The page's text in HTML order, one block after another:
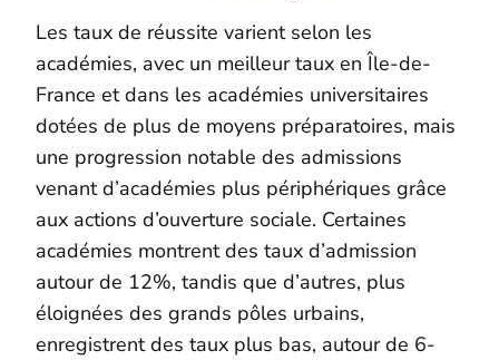
Les taux de réussite varient selon les
académies, avec un meilleur taux en Île-de-
France et dans les académies universitaires
dotées de plus de moyens préparatoires, mais
une progression notable des admissions
venant d’académies plus périphériques grâce
aux actions d’ouverture sociale. Certaines
académies montrent des taux d’admission
autour de 12%, tandis que d’autres, plus
éloignées des grands pôles urbains,
enregistrent des taux plus bas, autour de 6-